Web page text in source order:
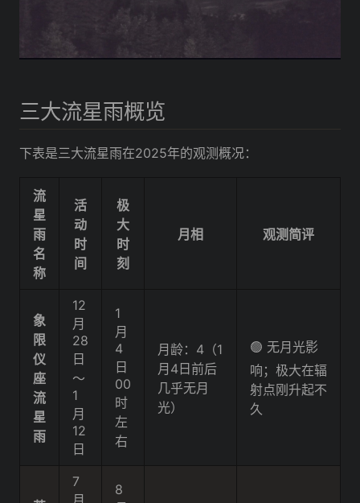
三大流星雨概览
下表是三大流星雨在2025年的观测概况：
流
星
雨
名
称
活
动
时
间
极
大
时
刻
月相 观测简评
象
限
仪
座
流
星
雨
12
月
28
日
～
1
月
12
日
1
月
4
日
00
时
左
右
月龄：4（1
月4日前后
几乎无月
光）
🟢 无月光影
响；极大在辐
射点刚升起不
久
7
8